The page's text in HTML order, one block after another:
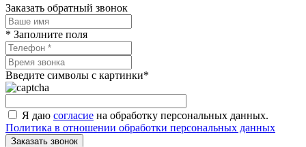
Заказать обратный звонок
* Заполните поля
Введите символы с картинки*
Я даю согласие на обработку персональных данных.
Политика в отношении обработки персональных данных
Заказать звонок